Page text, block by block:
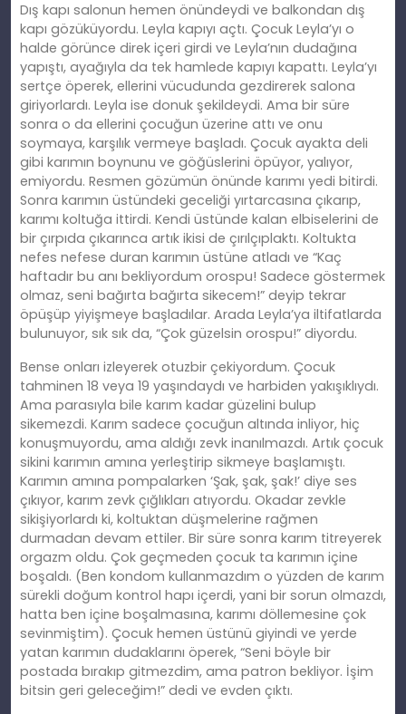
Dış kapı salonun hemen önündeydi ve balkondan dış
kapı gözüküyordu. Leyla kapıyı açtı. Çocuk Leyla’yı o
halde görünce direk içeri girdi ve Leyla’nın dudağına
yapıştı, ayağıyla da tek hamlede kapıyı kapattı. Leyla’yı
sertçe öperek, ellerini vücudunda gezdirerek salona
giriyorlardı. Leyla ise donuk şekildeydi. Ama bir süre
sonra o da ellerini çocuğun üzerine attı ve onu
soymaya, karşılık vermeye başladı. Çocuk ayakta deli
gibi karımın boynunu ve göğüslerini öpüyor, yalıyor,
emiyordu. Resmen gözümün önünde karımı yedi bitirdi.
Sonra karımın üstündeki geceliği yırtarcasına çıkarıp,
karımı koltuğa ittirdi. Kendi üstünde kalan elbiselerini de
bir çırpıda çıkarınca artık ikisi de çırılçıplaktı. Koltukta
nefes nefese duran karımın üstüne atladı ve “Kaç
haftadır bu anı bekliyordum orospu! Sadece göstermek
olmaz, seni bağırta bağırta sikecem!” deyip tekrar
öpüşüp yiyişmeye başladılar. Arada Leyla’ya iltifatlarda
bulunuyor, sık sık da, “Çok güzelsin orospu!” diyordu.
Bense onları izleyerek otuzbir çekiyordum. Çocuk
tahminen 18 veya 19 yaşındaydı ve harbiden yakışıklıydı.
Ama parasıyla bile karım kadar güzelini bulup
sikemezdi. Karım sadece çocuğun altında inliyor, hiç
konuşmuyordu, ama aldığı zevk inanılmazdı. Artık çocuk
sikini karımın amına yerleştirip sikmeye başlamıştı.
Karımın amına pompalarken ‘Şak, şak, şak!’ diye ses
çıkıyor, karım zevk çığlıkları atıyordu. Okadar zevkle
sikişiyorlardı ki, koltuktan düşmelerine rağmen
durmadan devam ettiler. Bir süre sonra karım titreyerek
orgazm oldu. Çok geçmeden çocuk ta karımın içine
boşaldı. (Ben kondom kullanmazdım o yüzden de karım
sürekli doğum kontrol hapı içerdi, yani bir sorun olmazdı,
hatta ben içine boşalmasına, karımı döllemesine çok
sevinmiştim). Çocuk hemen üstünü giyindi ve yerde
yatan karımın dudaklarını öperek, “Seni böyle bir
postada bırakıp gitmezdim, ama patron bekliyor. İşim
bitsin geri geleceğim!” dedi ve evden çıktı.